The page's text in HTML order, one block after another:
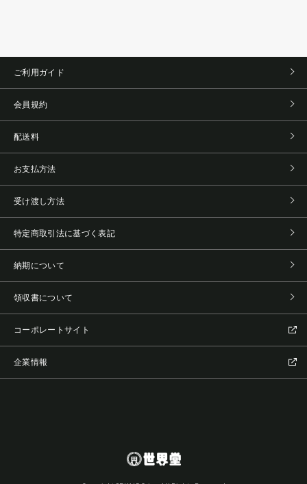
ご利用ガイド
会員規約
配送料
お支払方法
受け渡し方法
特定商取引法に基づく表記
納期について
領収書について
コーポレートサイト
企業情報